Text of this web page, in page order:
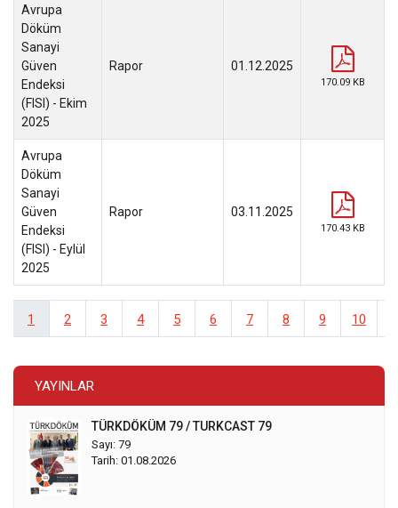
YAYINLAR
TÜRKDÖKÜM 79 / TURKCAST 79
Sayı: 79
Tarih: 01.08.2026